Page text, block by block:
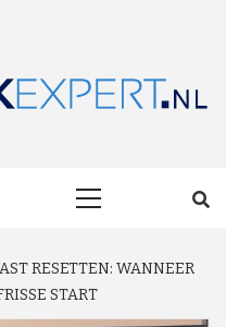
RESETTEN: WANNEER
START